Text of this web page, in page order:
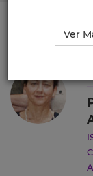
Ciência_Iscte
Produções
Ver